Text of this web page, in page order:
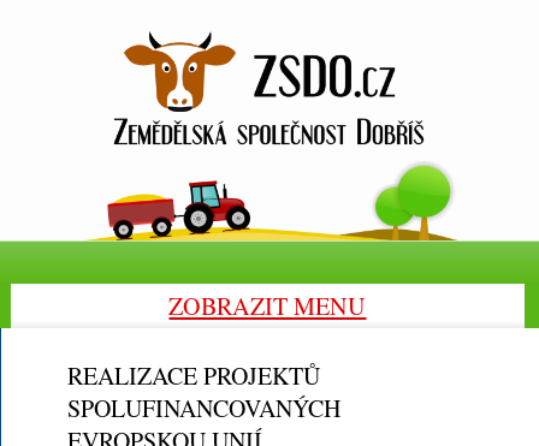
ZOBRAZIT MENU
REALIZACE PROJEKTŮ
SPOLUFINANCOVANÝCH